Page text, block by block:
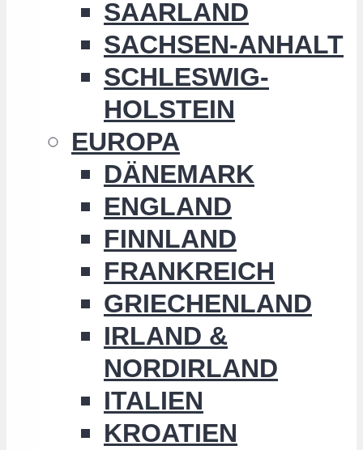
SAARLAND
SACHSEN-ANHALT
SCHLESWIG-
HOLSTEIN
EUROPA
DÄNEMARK
ENGLAND
FINNLAND
FRANKREICH
GRIECHENLAND
IRLAND &
NORDIRLAND
ITALIEN
KROATIEN